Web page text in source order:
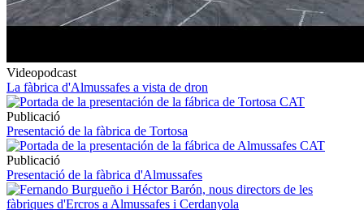
Videopodcast
La fàbrica d'Almussafes a vista de dron
Publicació
Presentació de la fàbrica de Tortosa
Publicació
Presentació de la fàbrica d'Almussafes